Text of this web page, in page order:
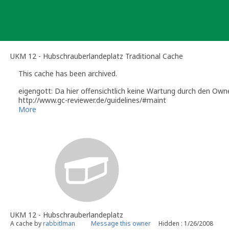
UKM 12 - Hubschrauberlandeplatz Traditional Cache
This cache has been archived.
eigengott: Da hier offensichtlich keine Wartung durch den
http://www.gc-reviewer.de/guidelines/#maint
Sollten sich innerhalb der nächsten drei Monate neue
More
UKM 12 - Hubschrauberlandeplatz
A cache byrabbitlman Message this owner Hidden : 1/26/2008